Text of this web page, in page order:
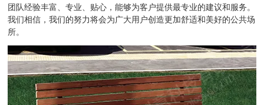
团队经验丰富、专业、贴心，能够为客户提供最专业的建议和服务。
我们相信，我们的努力将会为广大用户创造更加舒适和美好的公共场
所。